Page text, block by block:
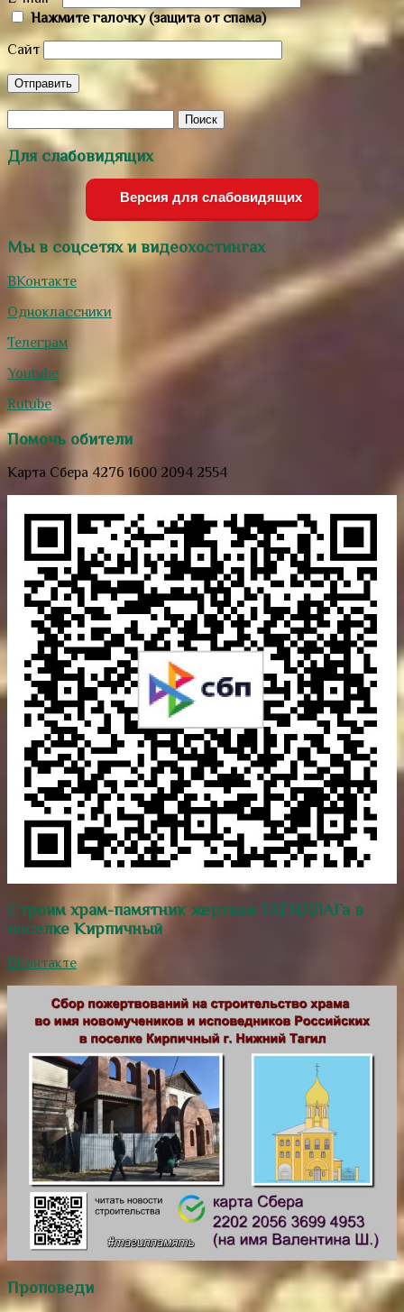
Нажмите галочку (защита от спама)
Сайт
Для слабовидящих
Версия для слабовидящих
Мы в соцсетях и видеохостингах
ВКонтакте
Одноклассники
Телеграм
Youtube
Rutube
Помочь обители
Карта Сбера 4276 1600 2094 2554
Строим храм-памятник жертвам ТАГИЛЛАГа в
поселке Кирпичный
ВКонтакте
Проповеди